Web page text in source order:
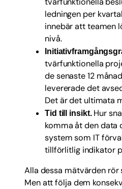
ledningen per
innebär att teamen
nivå.
tvärfunktionella
de senaste 12
levererade det
Det är det ultimata
Tid till insikt.Hur
komma åt den data
system som IT
tillförlitlig indikator
Alla dessa mätvärden
Men att följa dem